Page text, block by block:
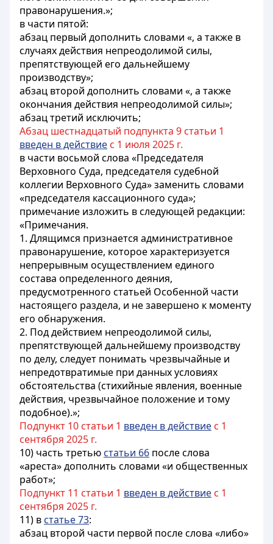
правонарушения.»;
в части пятой:
абзац первый дополнить словами «, а также в
случаях действия непреодолимой силы,
препятствующей его дальнейшему
производству»;
абзац второй дополнить словами «, а также
окончания действия непреодолимой силы»;
абзац третий исключить;
Абзац шестнадцатый подпункта 9 статьи 1
введен в действие с 1 июля 2025 г.
в части восьмой слова «Председателя
Верховного Суда, председателя судебной
коллегии Верховного Суда» заменить словами
«председателя кассационного суда»;
примечание изложить в следующей редакции:
«Примечания.
1. Длящимся признается административное
правонарушение, которое характеризуется
непрерывным осуществлением единого
состава определенного деяния,
предусмотренного статьей Особенной части
настоящего раздела, и не завершено к моменту
его обнаружения.
2. Под действием непреодолимой силы,
препятствующей дальнейшему производству
по делу, следует понимать чрезвычайные и
непредотвратимые при данных условиях
обстоятельства (стихийные явления, военные
действия, чрезвычайное положение и тому
подобное).»;
Подпункт 10 статьи 1 введен в действие с 1
сентября 2025 г.
10) часть третью статьи 66 после слова
«ареста» дополнить словами «и общественных
работ»;
Подпункт 11 статьи 1 введен в действие с 1
сентября 2025 г.
11) в статье 73:
абзац второй части первой после слова «либо»